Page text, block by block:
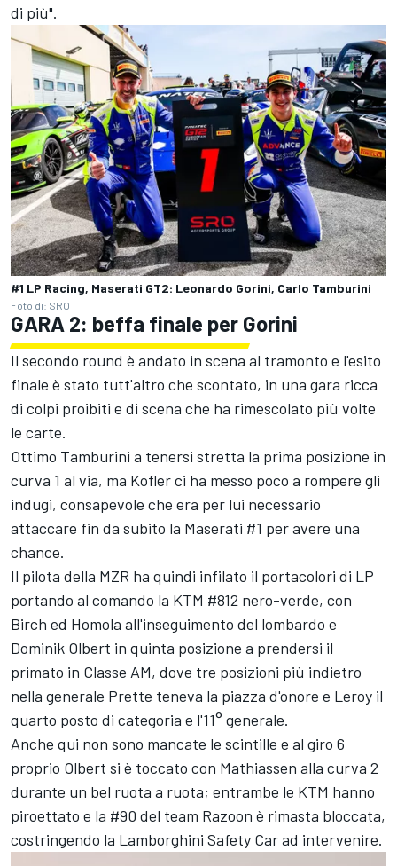
di più".
#1 LP Racing, Maserati GT2: Leonardo Gorini, Carlo Tamburini
Foto di: SRO
GARA 2: beffa finale per Gorini
Il secondo round è andato in scena al tramonto e l'esito
finale è stato tutt'altro che scontato, in una gara ricca
di colpi proibiti e di scena che ha rimescolato più volte
le carte.
Ottimo Tamburini a tenersi stretta la prima posizione in
curva 1 al via, ma Kofler ci ha messo poco a rompere gli
indugi, consapevole che era per lui necessario
attaccare fin da subito la Maserati #1 per avere una
chance.
Il pilota della MZR ha quindi infilato il portacolori di LP
portando al comando la KTM #812 nero-verde, con
Birch ed Homola all'inseguimento del lombardo e
Dominik Olbert in quinta posizione a prendersi il
primato in Classe AM, dove tre posizioni più indietro
nella generale Prette teneva la piazza d'onore e Leroy il
quarto posto di categoria e l'11° generale.
Anche qui non sono mancate le scintille e al giro 6
proprio Olbert si è toccato con Mathiassen alla curva 2
durante un bel ruota a ruota; entrambe le KTM hanno
piroettato e la #90 del team Razoon è rimasta bloccata,
costringendo la Lamborghini Safety Car ad intervenire.